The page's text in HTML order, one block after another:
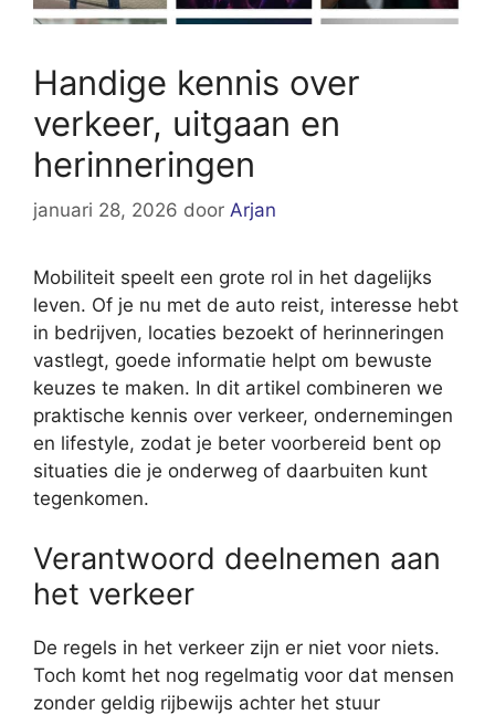
Handige kennis over
verkeer, uitgaan en
herinneringen
januari 28, 2026 door Arjan
Mobiliteit speelt een grote rol in het dagelijks
leven. Of je nu met de auto reist, interesse hebt
in bedrijven, locaties bezoekt of herinneringen
vastlegt, goede informatie helpt om bewuste
keuzes te maken. In dit artikel combineren we
praktische kennis over verkeer, ondernemingen
en lifestyle, zodat je beter voorbereid bent op
situaties die je onderweg of daarbuiten kunt
tegenkomen.
Verantwoord deelnemen aan
het verkeer
De regels in het verkeer zijn er niet voor niets.
Toch komt het nog regelmatig voor dat mensen
zonder geldig rijbewijs achter het stuur